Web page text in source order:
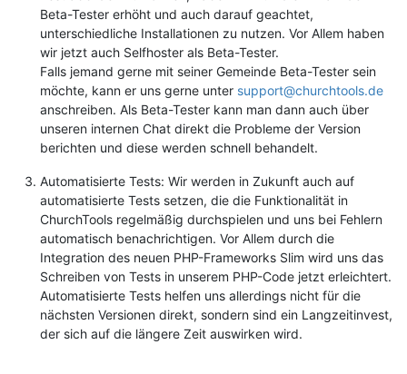
Beta-Tester erhöht und auch darauf geachtet,
unterschiedliche Installationen zu nutzen. Vor Allem haben
wir jetzt auch Selfhoster als Beta-Tester.
Falls jemand gerne mit seiner Gemeinde Beta-Tester sein
möchte, kann er uns gerne unter support@churchtools.de
anschreiben. Als Beta-Tester kann man dann auch über
unseren internen Chat direkt die Probleme der Version
berichten und diese werden schnell behandelt.
Automatisierte Tests: Wir werden in Zukunft auch auf
automatisierte Tests setzen, die die Funktionalität in
ChurchTools regelmäßig durchspielen und uns bei Fehlern
automatisch benachrichtigen. Vor Allem durch die
Integration des neuen PHP-Frameworks Slim wird uns das
Schreiben von Tests in unserem PHP-Code jetzt erleichtert.
Automatisierte Tests helfen uns allerdings nicht für die
nächsten Versionen direkt, sondern sind ein Langzeitinvest,
der sich auf die längere Zeit auswirken wird.